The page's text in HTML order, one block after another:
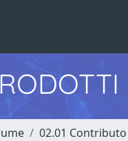
02.01